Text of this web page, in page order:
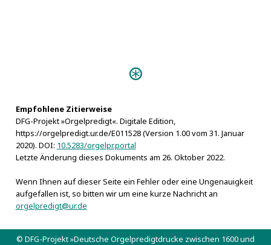
Kostbare Bosische Orgel (Zwickau
Empfohlene Zitierweise
DFG-Projekt »Orgelpredigt«. Digitale Edition,
https://orgelpredigt.ur.de/E011528 (Version 1.00 vom 31. Januar
2020). DOI: 10.5283/orgelpr.portal
Letzte Änderung dieses Dokuments am 26. Oktober 2022.
Wenn Ihnen auf dieser Seite ein Fehler oder eine Ungenauigkeit
aufgefallen ist, so bitten wir um eine kurze Nachricht an
orgelpredigt@ur.de
© DFG-Projekt »Deutsche Orgelpredigtdrucke zwischen 1600 und